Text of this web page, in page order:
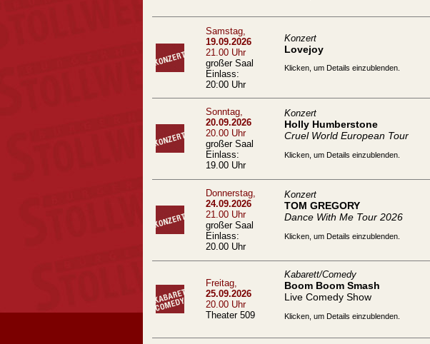
Samstag,
19.09.2026
21.00 Uhr
großer Saal
Einlass:
20:00 Uhr
Konzert
Lovejoy
Klicken, um Details einzublenden.
Sonntag,
20.09.2026
20.00 Uhr
großer Saal
Einlass:
19.00 Uhr
Konzert
Holly Humberstone
Cruel World European Tour
Klicken, um Details einzublenden.
Donnerstag,
24.09.2026
21.00 Uhr
großer Saal
Einlass:
20.00 Uhr
Konzert
TOM GREGORY
Dance With Me Tour 2026
Klicken, um Details einzublenden.
Freitag,
25.09.2026
20.00 Uhr
Theater 509
Kabarett/Comedy
Boom Boom Smash
Live Comedy Show
Klicken, um Details einzublenden.